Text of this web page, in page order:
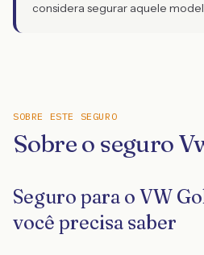
considera segurar aquele
SOBRE ESTE SEGURO
Sobre o seguro
Seguro para o VW
você precisa saber